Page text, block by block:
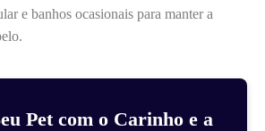
e banhos ocasionais para manter a
Pet com o Carinho e a